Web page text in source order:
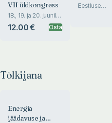
VII üldkongress
18., 19. ja 20. juunil
1925 a. Tallinnas
12.00 € Osta
Eestluse
Tõlkijana
Energia
jäädavuse ja